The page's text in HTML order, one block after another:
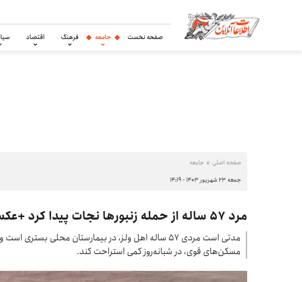
صفحه نخست جامعه فرهنگ اقتصاد
صفحه اصلی جامعه
جمعه ۲۳ شهریور ۱۴۰۳ - ۱۴:۱۹
مرد ۵۷ ساله از حمله زنبورها نجات پیدا کرد +عکس
مدتی است مردی ۵۷ ساله اهل ولز، در بیمارستان محلی
مسکن‌های قوی، در شبانه‌روز کمی استراحت کند.